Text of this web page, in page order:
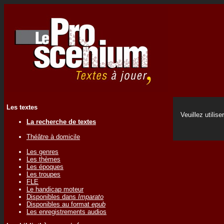
Les textes
La recherche de textes
Théâtre à domicile
Les genres
Les thèmes
Les époques
Les troupes
FLE
Le handicap moteur
Disponibles dans Imparato
Disponibles au format epub
Les enregistrements audios
Veuillez